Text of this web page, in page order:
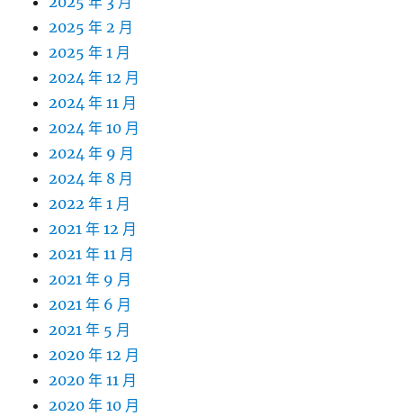
2025 年 2 月
2025 年 1 月
2024 年 12 月
2024 年 11 月
2024 年 10 月
2024 年 9 月
2024 年 8 月
2022 年 1 月
2021 年 12 月
2021 年 11 月
2021 年 9 月
2021 年 6 月
2021 年 5 月
2020 年 12 月
2020 年 11 月
2020 年 10 月